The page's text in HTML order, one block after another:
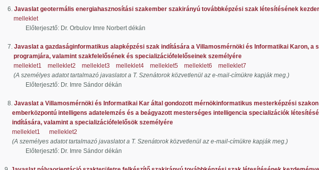
6.Javaslat geotermális energiahasznosítási szakember szakirányú továbbképzési szak létesítésének
melleklet
Előterjesztő: Dr. Orbulov Imre Norbert dékán
7.Javaslat a gazdaságinformatikus alapképzési szak indítására a Villamosmérnöki és Informatikai Karon, a
programjára, valamint szakfelelősének és specializációfelelőseinek személyére
melleklet1
melleklet2 melleklet3 melleklet4 melleklet5 melleklet6
melleklet7
(A személyes adatot tartalmazó javaslatot a T. Szenátorok közvetlenül az e-mail-címükre kapják meg.)
Előterjesztő: Dr. Imre Sándor dékán
8.Javaslat a Villamosmérnöki és Informatikai Kar által gondozott mérnökinformatikus mesterképzési szakon
emberközpontú intelligens adatelemzés és a beágyazott mesterséges intelligencia specializációk
indítására, valamint a specializációfelelősök személyére
melleklet1
melleklet2
(A személyes adatot tartalmazó javaslatot a T. Szenátorok közvetlenül az e-mail-címükre kapják meg.)
Előterjesztő: Dr. Imre Sándor dékán